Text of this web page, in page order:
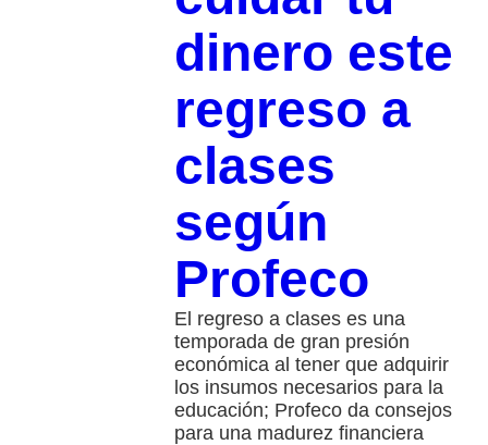
dinero este
regreso a
clases
según
Profeco
El regreso a clases es una
temporada de gran presión
económica al tener que adquirir
los insumos necesarios para la
educación; Profeco da consejos
para una madurez financiera